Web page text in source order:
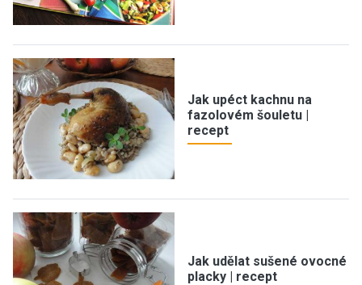
Jak upéct kachnu na
fazolovém šouletu |
recept
Jak udělat sušené ovocné
placky | recept